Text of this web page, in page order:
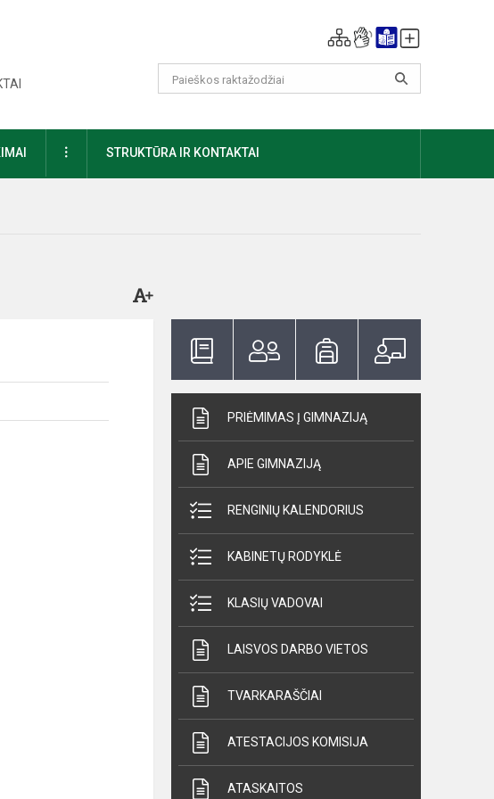
DAUGIAUSTRUKTŪRA IR KONTAKTAI
PRIĖMIMAS Į GIMNAZIJĄ
APIE GIMNAZIJĄ
RENGINIŲ KALENDORIUS
KABINETŲ RODYKLĖ
KLASIŲ VADOVAI
LAISVOS DARBO VIETOS
TVARKARAŠČIAI
ATESTACIJOS KOMISIJA
ATASKAITOS